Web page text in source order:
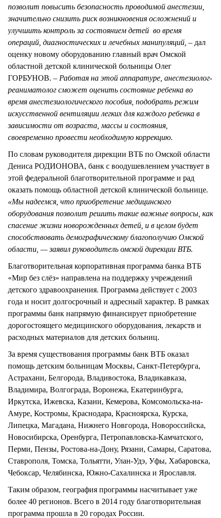
позволит повысить безопасность проводимой анестезии,
значительно снизить риск возникновения осложнений и
улучшить контроль за состоянием детей во время
операций, диагностических и лечебных манипуляций, – дал
оценку новому оборудованию главный врач Омской
областной детской клинической больницы Олег
ГОРБУНОВ. – Работая на этой аппаратуре, анестезиолог-
реаниматолог сможет оценить состояние ребенка во
время анестезиологического пособия, подобрать режим
искусственной вентиляции легких для каждого ребенка в
зависимости от возраста, массы и состояния,
своевременно провести необходимую коррекцию.
По словам руководителя дирекции ВТБ по Омской области
Дениса РОДИОНОВА, банк с воодушевлением участвует в
этой федеральной благотворительной программе и рад
оказать помощь областной детской клинической больнице.
«Мы надеемся, что приобретение медицинского
оборудования позволит решить такие важные вопросы, как
спасение жизни новорожденных детей, и в целом будет
способствовать демографическому благополучию Омской
области, — заявил руководитель омской дирекции ВТБ.
Благотворительная корпоративная программа банка ВТБ
«Мир без слёз» направлена на поддержку учреждений
детского здравоохранения. Программа действует с 2003
года и носит долгосрочный и адресный характер. В рамках
программы банк напрямую финансирует приобретение
дорогостоящего медицинского оборудования, лекарств и
расходных материалов для детских больниц.
За время существования программы банк ВТБ оказал
помощь детским больницам Москвы, Санкт-Петербурга,
Астрахани, Белгорода, Владивостока, Владикавказа,
Владимира, Волгограда, Воронежа, Екатеринбурга,
Иркутска, Ижевска, Казани, Кемерова, Комсомольска-на-
Амуре, Костромы, Краснодара, Красноярска, Курска,
Липецка, Магадана, Нижнего Новгорода, Новороссийска,
Новосибирска, Оренбурга, Петропавловска-Камчатского,
Перми, Пензы, Ростова-на-Дону, Рязани, Самары, Саратова,
Ставрополя, Томска, Тольятти, Улан-Удэ, Уфы, Хабаровска,
Чебоксар, Челябинска, Южно-Сахалинска и Ярославля.
Таким образом, география программы насчитывает уже
более 40 регионов. Всего в 2014 году благотворительная
программа прошла в 20 городах России.